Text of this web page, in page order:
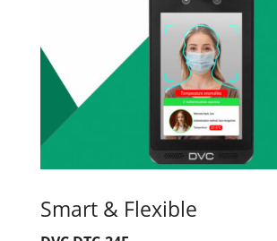
Smart & Flexible